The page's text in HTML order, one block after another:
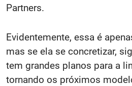
Partners.
Evidentemente, essa é
mas se ela se concretizar,
tem grandes planos para a
tornando os próximos